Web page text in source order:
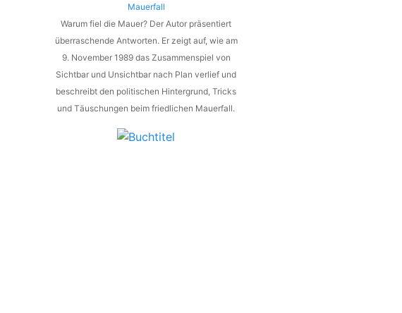
Mauerfall
Warum fiel die Mauer? Der Autor präsentiert
überraschende Antworten. Er zeigt auf, wie am
9. November 1989 das Zusammenspiel von
Sichtbar und Unsichtbar nach Plan verlief und
beschreibt den politischen Hintergrund, Tricks
und Täuschungen beim friedlichen Mauerfall.